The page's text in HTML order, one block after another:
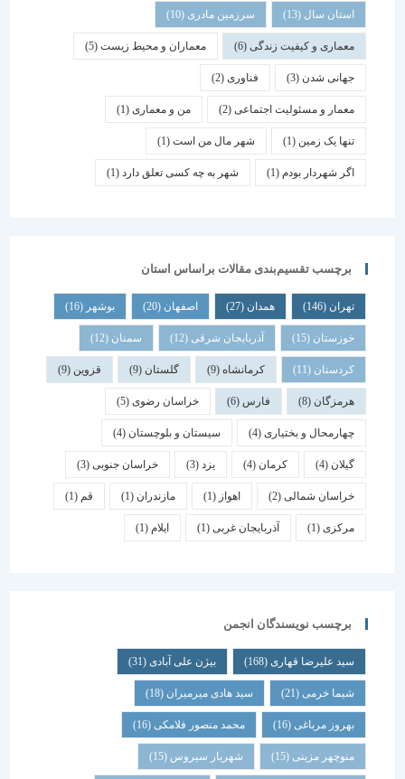
استان سال(13) سرزمین مادری(10)
معماری و کیفیت زندگی(6) معماران و محیط زیست(5)
جهانی شدن(3) فناوری (2)
معمار و مسئولیت اجتماعی (2) من و معماری (1)
تنها یک زمین(1) شهر مال من است(1)
اگر شهردار بودم (1) شهر به چه کسی تعلق دارد(1)
برچسب تقسیم‌بندی مقالات براساس استان
همدان اصفهان (20) بوشهر
خوزستان(15) آذربایجان شرقی(12) سمنان (12)
کردستان(11) کرمانشاه(9) گلستان (9) قزوین
هرمزگان(8) فارس خراسان رضوی(5)
چهارمحال و بختیاری (4) سیستان و بلوچستان(4)
کرمان یزد خراسان جنوبی(3)
خراسان شمالی(2) اهواز مازندران(1) قم
(1) آذربایجان غربی(1) ایلام
برچسب نویسندگان انجمن
سید علیرضا قهاری(168) بیژن علی آبادی(31)
شیما خرمی(21) سید هادی میرمیران(18)
بهروز مرباغی (16) محمد منصور فلامکی (16)
منوچهر مزینی(15) شهریار سیروس(15)